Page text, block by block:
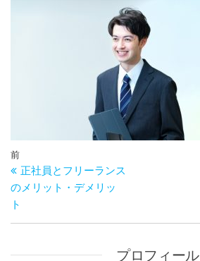
投
稿
ナ
ビ
ゲ
シ
過
去
の
投
稿
前
正社員とフリーランス
のメリット・デメリッ
ト
プロフィール